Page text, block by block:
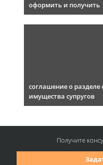
оформить и получить
соглашение о разделе
имущества супругов
Получите